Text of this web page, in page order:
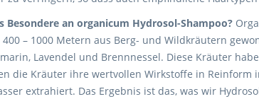
Besondere an organicum Hydrosol-Shampoo?
400 – 1000 Metern aus Berg- und Wildkräutern
Lavendel und Brennnessel. Diese Kräuter
die Kräuter ihre wertvollen Wirkstoffe in Reinform
extrahiert. Das Ergebnis ist das, was wir